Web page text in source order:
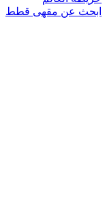
ابحث عن مقهى قطط